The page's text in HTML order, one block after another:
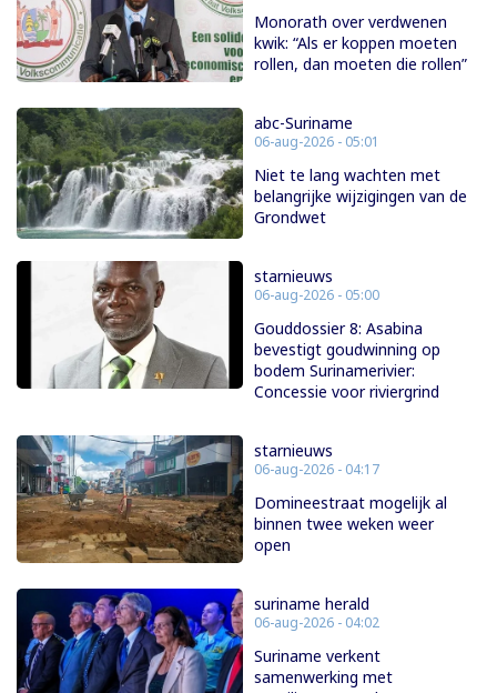
Monorath over verdwenen
kwik: “Als er koppen moeten
rollen, dan moeten die rollen”
abc-Suriname
06-aug-2026 - 05:01
Niet te lang wachten met
belangrijke wijzigingen van de
Grondwet
starnieuws
06-aug-2026 - 05:00
Gouddossier 8: Asabina
bevestigt goudwinning op
bodem Surinamerivier:
Concessie voor riviergrind
starnieuws
06-aug-2026 - 04:17
Domineestraat mogelijk al
binnen twee weken weer
open
suriname herald
06-aug-2026 - 04:02
Suriname verkent
samenwerking met